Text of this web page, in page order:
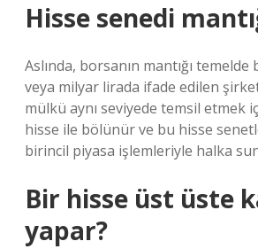
Hisse senedi
Aslında, borsanın mantığı
veya milyar lirada ifade edilen
mülkü aynı seviyede temsil etmek
hisse ile bölünür ve bu hisse
birincil piyasa işlemleriyle halka
Bir hisse üst üste
yapar?